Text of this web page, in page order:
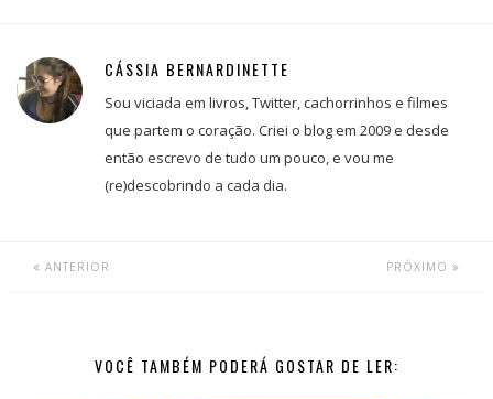
CÁSSIA BERNARDINETTE
Sou viciada em livros, Twitter, cachorrinhos e filmes
que partem o coração. Criei o blog em 2009 e desde
então escrevo de tudo um pouco, e vou me
(re)descobrindo a cada dia.
ANTERIOR PRÓXIMO
VOCÊ TAMBÉM PODERÁ GOSTAR DE LER: